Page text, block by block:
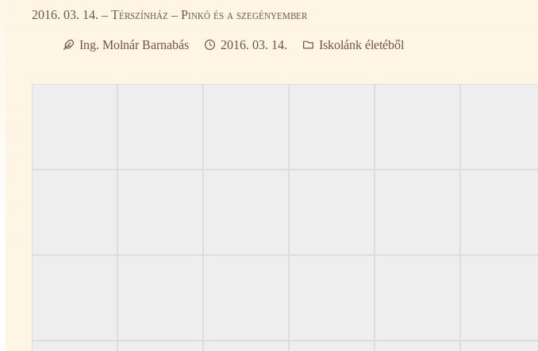
2016. 03. 14. – Térszínház – Pinkó és a szegényember
Ing. Molnár Barnabás 2016. 03. 14. Iskolánk életéből